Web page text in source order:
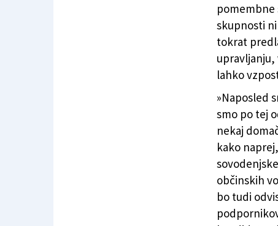
pomembne
skupnosti
tokrat
upravljanju,
lahko
»Naposled
smo po tej
nekaj
kako
občinskih
bo tudi